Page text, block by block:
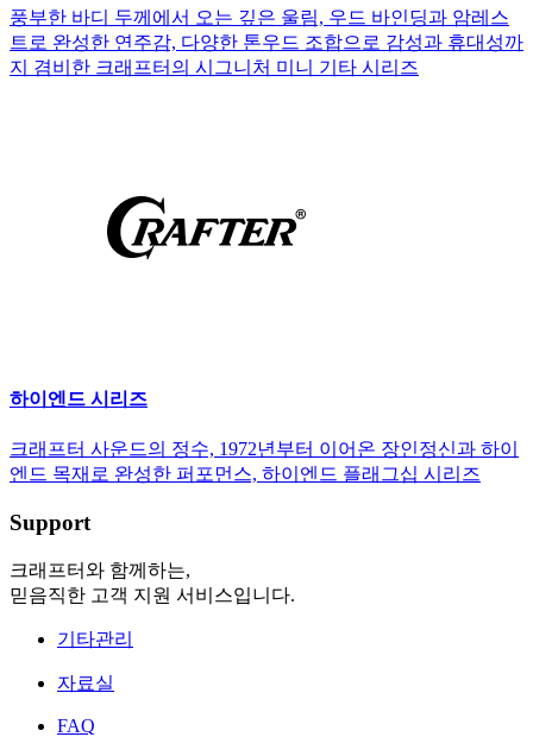
풍부한 바디 두께에서 오는 깊은 울림, 우드 바인딩과 암레스
트로 완성한 연주감, 다양한 톤우드 조합으로 감성과 휴대성까
지 겸비한 크래프터의 시그니처 미니 기타 시리즈
하이엔드 시리즈
크래프터 사운드의 정수, 1972년부터 이어온 장인정신과 하이
엔드 목재로 완성한 퍼포먼스, 하이엔드 플래그십 시리즈
Support
크래프터와 함께하는,
믿음직한 고객 지원 서비스입니다.
기타관리
자료실
FAQ